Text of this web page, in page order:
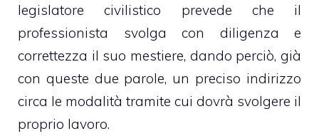
legislatore civilistico prevede che il
professionista svolga con diligenza e
correttezza il suo mestiere, dando perciò, già
con queste due parole, un preciso indirizzo
circa le modalità tramite cui dovrà svolgere il
proprio lavoro.